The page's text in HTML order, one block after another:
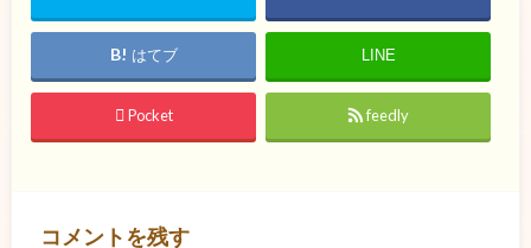
はてブ LINE
Pocket feedly
コメントを残す